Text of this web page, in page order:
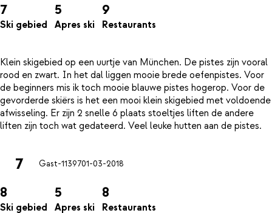
7
Ski gebied
5
Apres ski
9
Restaurants
Klein skigebied op een uurtje van München. De pistes zijn vooral
rood en zwart. In het dal liggen mooie brede oefenpistes. Voor
de beginners mis ik toch mooie blauwe pistes hogerop. Voor de
gevorderde skiërs is het een mooi klein skigebied met voldoende
afwisseling. Er zijn 2 snelle 6 plaats stoeltjes liften de andere
7 Gast-1139701-03-2018
8
Ski gebied
5
Apres ski
8
Restaurants